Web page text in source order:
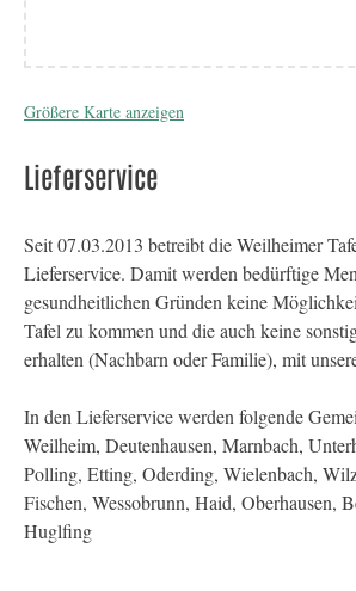
Größere Karte anzeigen
Lieferservice
Seit 07.03.2013 betreibt die Weilheimer
Lieferservice. Damit werden bedürftige
gesundheitlichen Gründen keine
Tafel zu kommen und die auch keine
erhalten (Nachbarn oder Familie), mit
In den Lieferservice werden folgende
Weilheim, Deutenhausen, Marnbach,
Polling, Etting, Oderding, Wielenbach,
Fischen, Wessobrunn, Haid, Oberhausen,
Huglfing